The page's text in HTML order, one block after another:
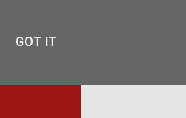
GOT IT